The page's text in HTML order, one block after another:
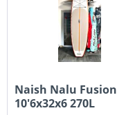
Naish Nalu Fusion
10'6x32x6 270L